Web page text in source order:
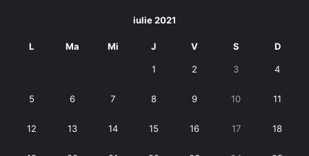
iulie 2021
L Ma Mi J V S D
1 2 3 4
5 6 7 8 9 10 11
12 13 14 15 16 17 18